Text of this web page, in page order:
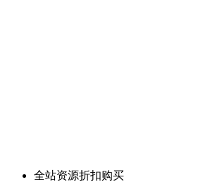
全站资源折扣购买